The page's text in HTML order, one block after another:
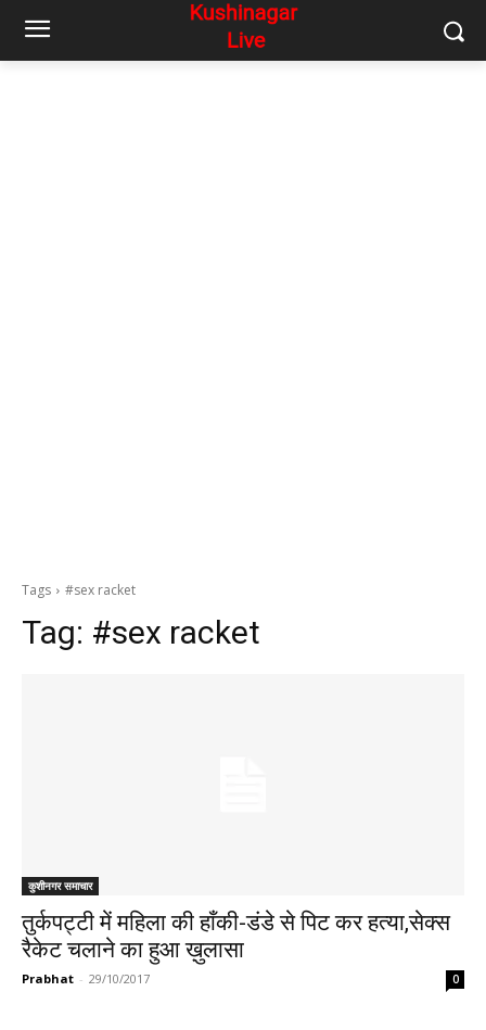
Tags #sex racket
Tag: #sex racket
कुशीनगर समाचार
तुर्कपट्टी में महिला की हाँकी-डंडे से पिट कर हत्या,सेक्स
रैकेट चलाने का हुआ ख़ुलासा
Prabhat - 29/10/2017 0